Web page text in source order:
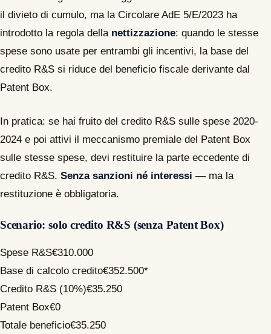
il divieto di cumulo, ma la Circolare AdE 5/E/2023 ha
introdotto la regola della nettizzazione: quando le stesse
spese sono usate per entrambi gli incentivi, la base del
credito R&S si riduce del beneficio fiscale derivante dal
Patent Box.
In pratica: se hai fruito del credito R&S sulle spese 2020-
2024 e poi attivi il meccanismo premiale del Patent Box
sulle stesse spese, devi restituire la parte eccedente di
credito R&S. Senza sanzioni né interessi — ma la
restituzione è obbligatoria.
Scenario: solo credito R&S (senza Patent Box)
Spese R&S€310.000
Base di calcolo credito€352.500*
Credito R&S (10%)€35.250
Patent Box€0
Totale beneficio€35.250